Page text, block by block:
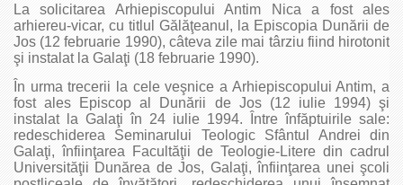
La solicitarea Arhiepiscopului Antim Nica a fost ales
arhiereu-vicar, cu titlul Gălăţeanul, la Episcopia Dunării de
Jos (12 februarie 1990), câteva zile mai târziu fiind hirotonit
şi instalat la Galaţi (18 februarie 1990).
În urma trecerii la cele veşnice a Arhiepiscopului Antim, a
fost ales Episcop al Dunării de Jos (12 iulie 1994) şi
instalat la Galaţi în 24 iulie 1994. Între înfăptuirile sale:
redeschiderea Seminarului Teologic Sfântul Andrei din
Galaţi, înfiinţarea Facultăţii de Teologie-Litere din cadrul
Universităţii Dunărea de Jos, Galaţi, înfiinţarea unei şcoli